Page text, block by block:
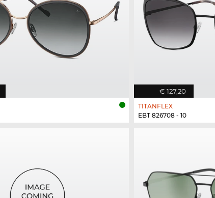
€ 127,20
TITANFLEX
EBT 826708 - 10